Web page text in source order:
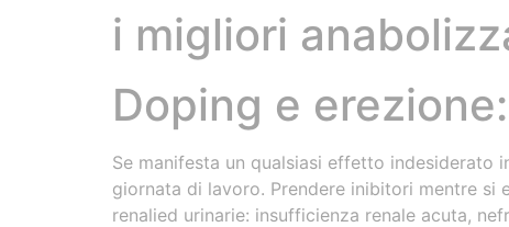
i migliori
Doping e
Se manifesta un qualsiasi effetto indesiderato
giornata di lavoro. Prendere inibitori mentre si
renalied urinarie: insufficienza renale acuta,